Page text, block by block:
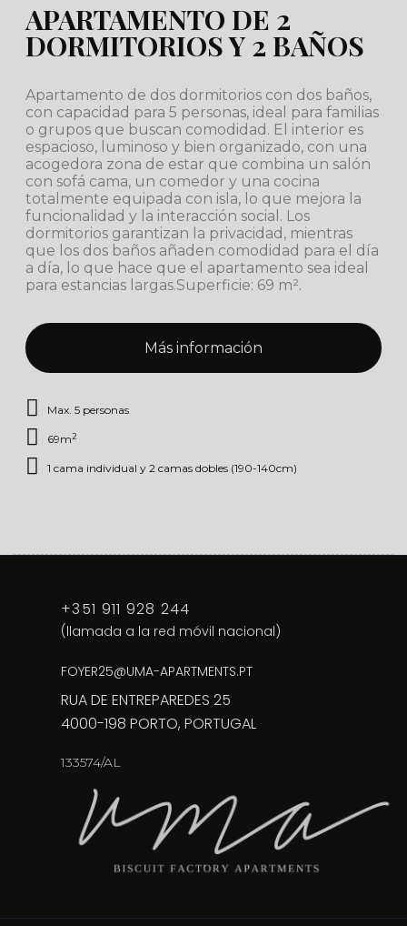
APARTAMENTO DE 2
DORMITORIOS Y 2 BAÑOS
Apartamento de dos dormitorios con dos baños,
con capacidad para 5 personas, ideal para familias
o grupos que buscan comodidad. El interior es
espacioso, luminoso y bien organizado, con una
acogedora zona de estar que combina un salón
con sofá cama, un comedor y una cocina
totalmente equipada con isla, lo que mejora la
funcionalidad y la interacción social. Los
dormitorios garantizan la privacidad, mientras
que los dos baños añaden comodidad para el día
a día, lo que hace que el apartamento sea ideal
para estancias largas.Superficie: 69 m².
Más información
Max. 5 personas
69m2
1 cama individual y 2 camas dobles (190-140cm)
+351 911 928 244
(llamada a la red móvil nacional)
FOYER25@UMA-APARTMENTS.PT
RUA DE ENTREPAREDES 25
4000-198 PORTO, PORTUGAL
133574/AL